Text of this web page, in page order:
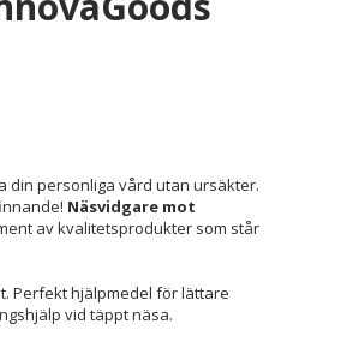
din personliga vård utan ursäkter.
Näsvidgare mot
av kvalitetsprodukter som står
Perfekt hjälpmedel för lättare
vid täppt näsa.